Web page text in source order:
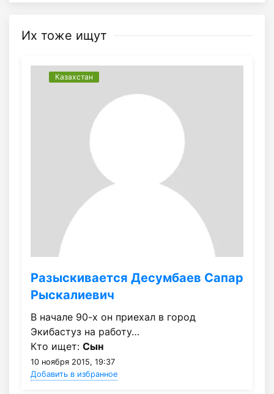
Их тоже ищут
Казахстан
Разыскивается Десумбаев Сапар
Рыскалиевич
В начале 90-х он приехал в город
Экибастуз на работу…
Кто ищет: Сын
10 ноября 2015, 19:37
Добавить в избранное